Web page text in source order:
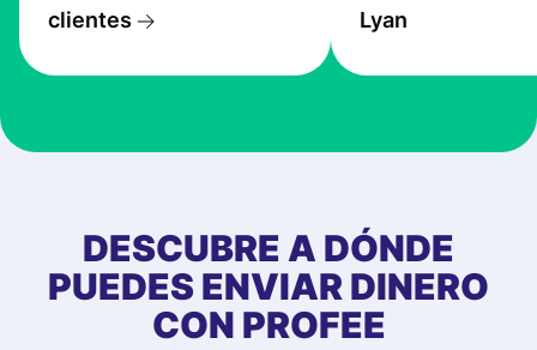
clientes
the exchange
at Profee is very
first started
app, and they
quick to provide
and helpful
Lyan
DESCUBRE A DÓNDE
PUEDES ENVIAR DINERO
CON PROFEE